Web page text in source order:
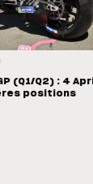
(Q1/Q2) : 4
positions